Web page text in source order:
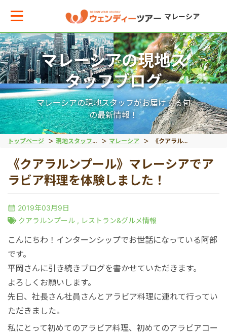
マレーシア
トップページ 現地スタッフブログ マレーシア 《クアラルンプール》マレーシアでアラビア料理を体験しました！
マレーシアの現地ス
タッフブログ
マレーシアの現地スタッフがお届けする旬
の最新情報！
《クアラルンプール》マレーシアでア
ラビア料理を体験しました！
2019年03月9日
クアラルンプール , レストラン&グルメ情報
こんにちわ！インターンシップでお世話になっている阿部
です。
平岡さんに引き続きブログを書かせていただきます。
よろしくお願いします。
先日、社長さん社員さんとアラビア料理に連れて行ってい
ただきました。
私にとって初めてのアラビア料理、初めてのアラビアコー
メインメニューへ戻る
マから現地ツアーを探す
遺産（文化）
遺産（自然）
ーシア国外
パッケージ
なプロモーション
メインメニューへ戻る
アからお役立ち情報を探す
ドネシア
ガポール
ボジア
戻る
世界遺産（文化）
マラッカ
ジョージタウン
戻る
世界遺産（自然）
キナバル公園
グヌン・ムル国立公園
戻る
動物
オランウータン
リバーサファリ
戻る
絶景アイランド
ガヤ島
サピ島
戻る
マレーシア国外
ブルネイ旅行
戻る
宿泊パッケージ
秘境ツアー